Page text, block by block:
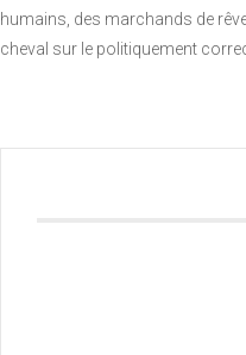
humains, des marchands de
cheval sur le politiquement